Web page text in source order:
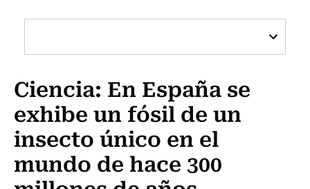
Cultura
Programas Radio y TV Usach
Ciencia: En España se
exhibe un fósil de un
insecto único en el
mundo de hace 300